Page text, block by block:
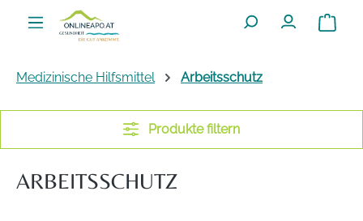
Zum Hauptinhalt springen
Medizinische Hilfsmittel Arbeitsschutz
Produkte filtern
ARBEITSSCHUTZ